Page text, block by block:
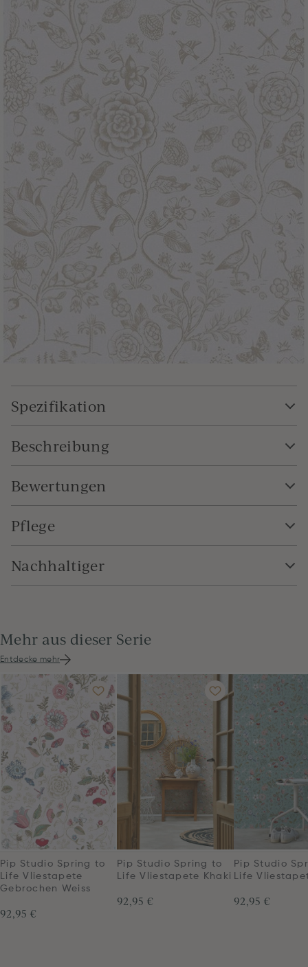
Spezifikation
Beschreibung
Bewertungen
Pflege
Nachhaltiger
Mehr aus dieser Serie
Entdecke mehr
Pip Studio Spring to
Life Vliestapete
Gebrochen Weiss
92,95 €
Pip Studio Spring to
Life Vliestapete Khaki
92,95 €
Pip Studio
Life
92,95 €